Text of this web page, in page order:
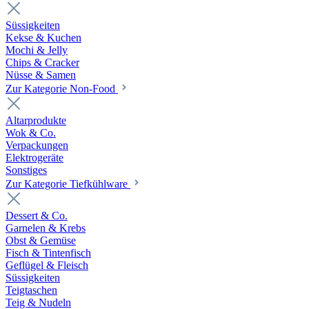
Süssigkeiten
Kekse & Kuchen
Mochi & Jelly
Chips & Cracker
Nüsse & Samen
Zur Kategorie Non-Food
Altarprodukte
Wok & Co.
Verpackungen
Elektrogeräte
Sonstiges
Zur Kategorie Tiefkühlware
Dessert & Co.
Garnelen & Krebs
Obst & Gemüse
Fisch & Tintenfisch
Geflügel & Fleisch
Süssigkeiten
Teigtaschen
Teig & Nudeln